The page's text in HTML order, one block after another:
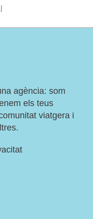
agència: som
els teus
viatgera i